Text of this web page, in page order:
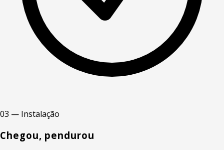
03 — Instalação
Chegou, pendurou